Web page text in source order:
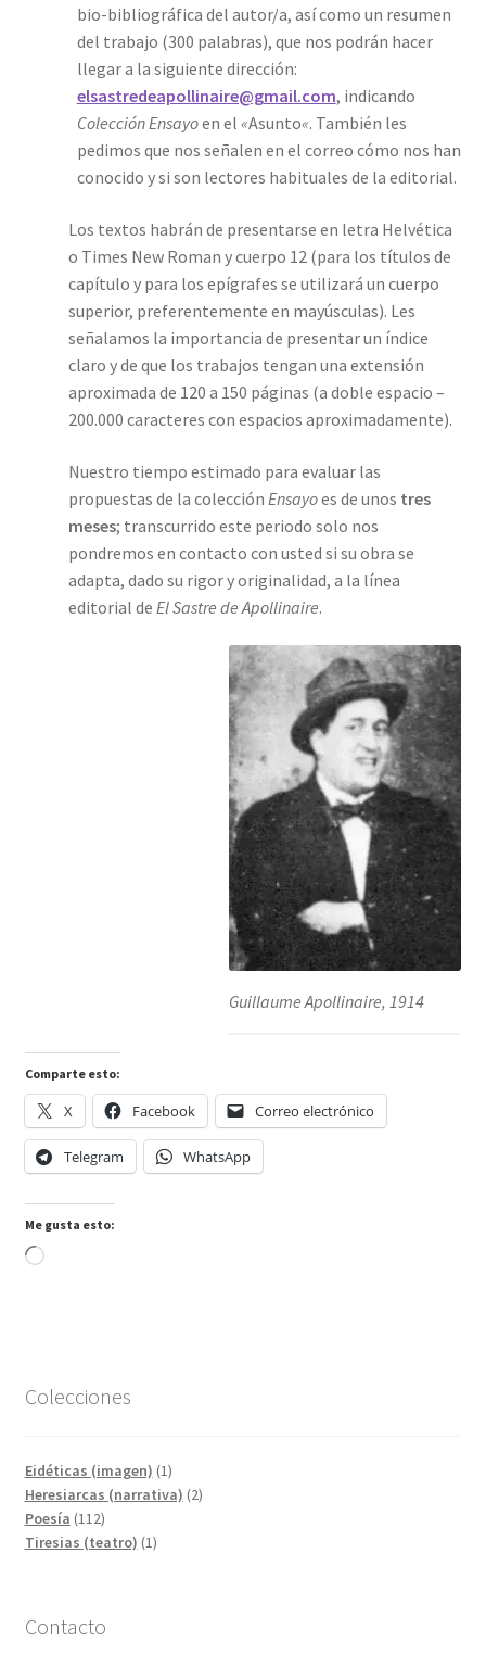
bio-bibliográfica del autor/a, así como un resumen
del trabajo (300 palabras), que nos podrán hacer
llegar a la siguiente dirección:
elsastredeapollinaire@gmail.com, indicando
Colección Ensayoen el «Asunto«. También les
pedimos que nos señalen en el correo cómo nos han
conocido y si son lectores habituales de la editorial.
Los textos habrán de presentarse en letra Helvética
o Times New Roman y cuerpo 12 (para los títulos de
capítulo y para los epígrafes se utilizará un cuerpo
superior, preferentemente en mayúsculas). Les
señalamos la importancia de presentar un índice
claro y de que los trabajos tengan una extensión
aproximada de 120 a 150 páginas (a doble espacio –
200.000 caracteres con espacios aproximadamente).
Nuestro tiempo estimado para evaluar las
propuestas de la colección Ensayoes de unos tres
meses; transcurrido este periodo solo nos
pondremos en contacto con usted si su obra se
adapta, dado su rigor y originalidad, a la línea
editorial de El Sastre de Apollinaire.
Guillaume Apollinaire, 1914
Comparte esto:
X Facebook Correo electrónico
Telegram WhatsApp
Me gusta esto:
Cargando...
Colecciones
Eidéticas (imagen) 11
producto
Heresiarcas (narrativa) 22
Poesía 112112
productos
Tiresias (teatro) 11
Contacto